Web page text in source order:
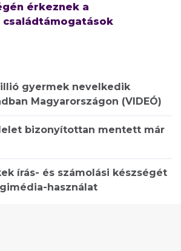
érkeznek a
gyermek nevelkedik
Magyarországon (VIDEÓ)
bizonyítottan mentett már
írás- és számolási készségét
használat